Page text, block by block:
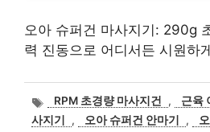
오아 슈퍼건 마사지기: 290g
력 진동으로 어디서든 시원하
태
그
RPM 초경량 마사지건 , 근육
사지기
, 오아 슈퍼건 안마기 ,